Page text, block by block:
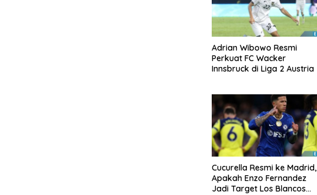
Adrian Wibowo Resmi
Perkuat FC Wacker
Innsbruck di Liga 2 Austria
Cucurella Resmi ke Madrid,
Apakah Enzo Fernandez
Jadi Target Los Blancos